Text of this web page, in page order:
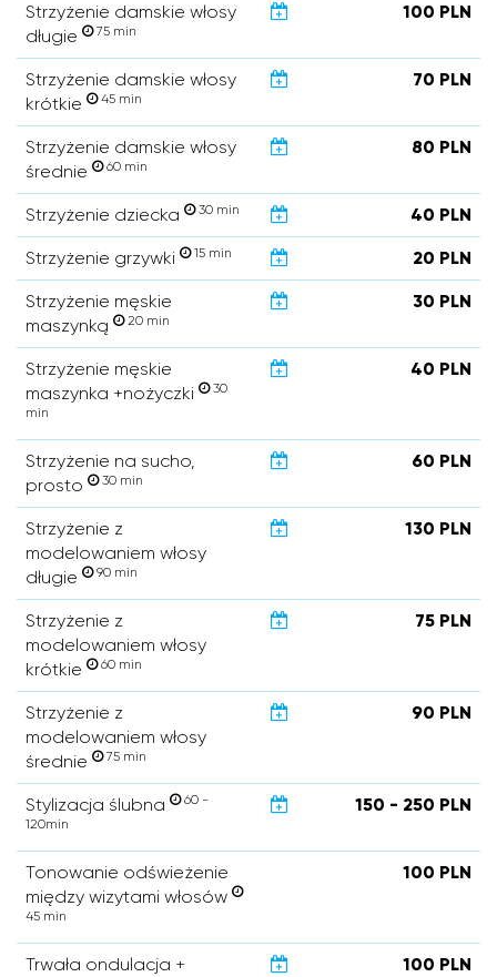
Strzyżenie damskie włosy
długie
75 min
100 PLN
Strzyżenie damskie włosy
krótkie
45 min
70 PLN
Strzyżenie damskie włosy
średnie
60 min
80 PLN
Strzyżenie dziecka 30 min 40 PLN
Strzyżenie grzywki 15 min 20 PLN
Strzyżenie męskie
maszynką
20 min
30 PLN
Strzyżenie męskie
maszynka +nożyczki
30
min
40 PLN
Strzyżenie na sucho,
prosto
30 min
60 PLN
Strzyżenie z
modelowaniem włosy
długie
90 min
130 PLN
Strzyżenie z
modelowaniem włosy
krótkie
60 min
75 PLN
Strzyżenie z
modelowaniem włosy
średnie
75 min
90 PLN
Stylizacja ślubna
60 -
120min
150 - 250 PLN
Tonowanie odświeżenie
między wizytami włosów
45 min
100 PLN
Trwała ondulacja +
100 PLN